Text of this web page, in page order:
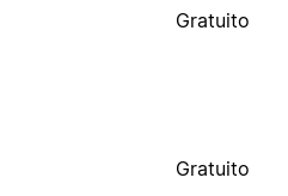
Gratuito
Gratuito